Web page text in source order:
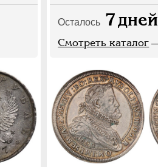
Осталось 7дней
Смотреть каталог